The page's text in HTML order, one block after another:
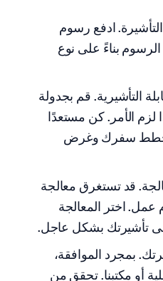
ادفع رسوم
بناءً على نوع
التأشيرية. قم بجدولة
لزم الأمر. كن مستعدًا
خطط سفرك وغرض
قد تستغرق معالجة
من 5 إلى 10 أيام عمل. اختر المعالجة
تأشيرتك بشكل عاجل.
بمجرد الموافقة،
أو مكتبنا. تحقق من